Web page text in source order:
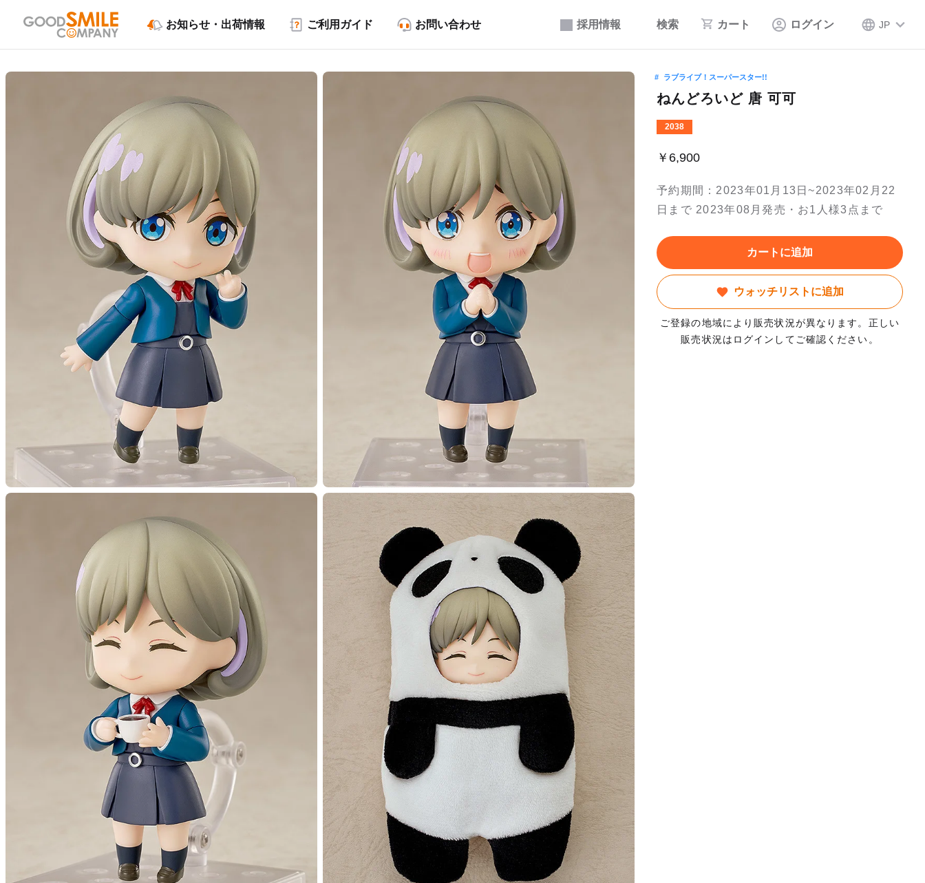
採用情報 検索 カート ログイン JP
お知らせ・出荷情報 ご利用ガイド お問い合わせ
ラブライブ！スーパースター!!
ねんどろいど 唐 可可
2038
￥6,900
予約期間：2023年01月13日~2023年02月22
日まで 2023年08月発売・お1人様3点まで
カートに追加
ウォッチリストに追加
ご登録の地域により販売状況が異なります。正しい
販売状況はログインしてご確認ください。